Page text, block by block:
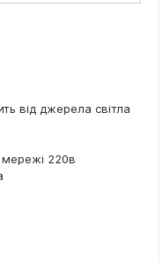
від джерела світла
мережі 220в